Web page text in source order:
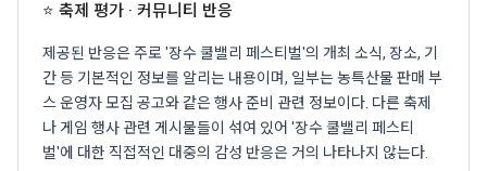
⭐ 축제 평가 · 커뮤니티 반응
제공된 반응은 주로 '장수 쿨밸리 페스티벌'의 개최 소식, 장소, 기
간 등 기본적인 정보를 알리는 내용이며, 일부는 농특산물 판매 부
스 운영자 모집 공고와 같은 행사 준비 관련 정보이다. 다른 축제
나 게임 행사 관련 게시물들이 섞여 있어 '장수 쿨밸리 페스티
벌'에 대한 직접적인 대중의 감성 반응은 거의 나타나지 않는다.